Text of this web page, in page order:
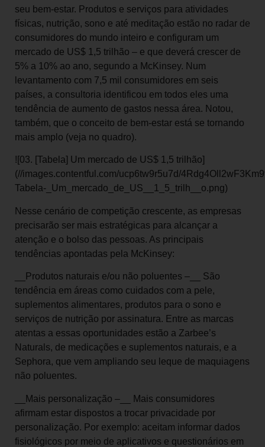
seu bem-estar. Produtos e serviços para atividades
físicas, nutrição, sono e até meditação estão no radar de
consumidores do mundo inteiro e configuram um
mercado de US$ 1,5 trilhão – e que deverá crescer de
5% a 10% ao ano, segundo a McKinsey. Num
levantamento com 7,5 mil consumidores em seis
países, a consultoria identificou em todos eles uma
tendência de aumento de gastos nessa área. Notou,
também, que o conceito de bem-estar está se tornando
mais amplo (veja no quadro).
![03. [Tabela] Um mercado de US$ 1,5 trilhão]
(//images.contentful.com/ucp6tw9r5u7d/
Tabela-_Um_mercado_de_US__1_5_trilh__o.png)
Nesse cenário de competição crescente, as empresas
precisarão ser mais estratégicas para alcançar a
atenção e o bolso das pessoas. As principais
tendências apontadas pela McKinsey:
__Produtos naturais e/ou não poluentes –__ São
tendência em áreas como cuidados com a pele,
suplementos alimentares, produtos para o sono e
serviços de nutrição por assinatura. Entre as marcas
atentas a essas oportunidades estão a Zarbee’s
Naturals, de medicações e suplementos naturais, e a
Sephora, que vem ampliando seu leque de maquiagens
não poluentes.
__Mais personalização –__ Mais consumidores
afirmam estar dispostos a trocar privacidade por
personalização. Por exemplo: aceitam informar dados
fisiológicos por meio de aplicativos e questionários em